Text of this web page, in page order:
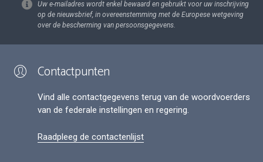
Uw e-mailadres wordt enkel bewaard en gebruikt voor uw inschrijving
op de nieuwsbrief, in overeenstemming met de Europese wetgeving
over de bescherming van persoonsgegevens.
Contactpunten
Vind alle contactgegevens terug van de woordvoerders
van de federale instellingen en regering.
Raadpleeg de contactenlijst